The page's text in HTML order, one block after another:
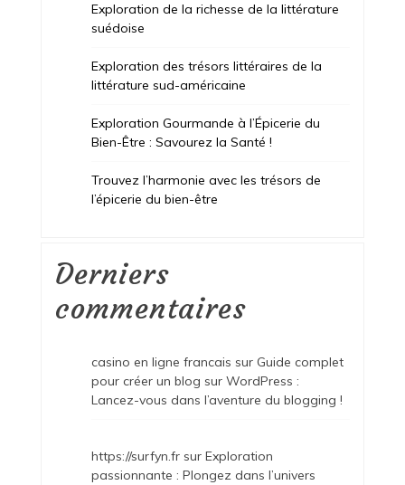
Exploration de la richesse de la littérature
suédoise
Exploration des trésors littéraires de la
littérature sud-américaine
Exploration Gourmande à l’Épicerie du
Bien-Être : Savourez la Santé !
Trouvez l’harmonie avec les trésors de
l’épicerie du bien-être
Derniers
commentaires
casino en ligne francais sur Guide complet
pour créer un blog sur WordPress :
Lancez-vous dans l’aventure du blogging !
https://surfyn.frsur Exploration
passionnante : Plongez dans l’univers